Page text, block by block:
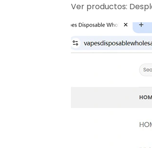
Ver productos: